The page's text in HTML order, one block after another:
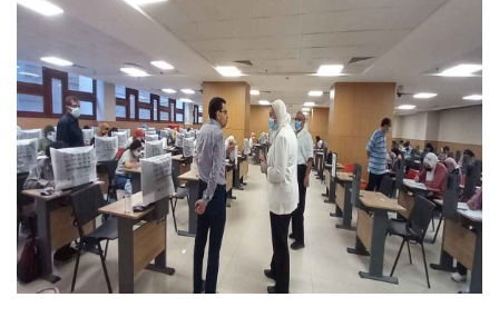
هيئة التدريس
الدراسات العليا
الخريجين
الموظفون
الزائـرون